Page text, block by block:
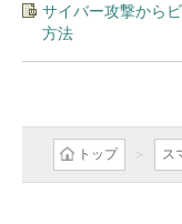
サイバー攻撃から
方法
トップ ス